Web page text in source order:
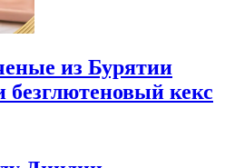
из Бурятии
безглютеновый кекс